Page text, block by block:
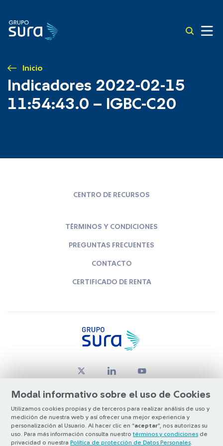
Inicio
Indicadores 2022-02-15
11:54:43.0 – IGBC-C20
Modal informativo sobre el uso de Cookies
Utilizamos cookies propias y de terceros para realizar análisis de uso y
medición de nuestra web y así ofrecer una mejor experiencia y
personalización al Usuario. Al hacer clic en “aceptar”, nos autorizas su
uso. Para más información consulta nuestro términos y condiciones de
privacidad o nuestra Política de protección de Datos Personales
CENTRO DE RECURSOS
TÉRMINOS Y CONDICIONES
PREGUNTAS FRECUENTES
CONTACTO
CERTIFICADO DE RENTA
© Copyright Grupo SURA 2026